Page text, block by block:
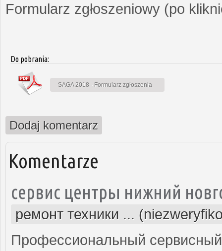
Formularz zgłoszeniowy (po
Do pobrania:
SAGA 2018 - Formularz zgłoszenia
Dodaj komentarz
Komentarze
сервис центры нижний
ремонт техники ...
Профессиональный